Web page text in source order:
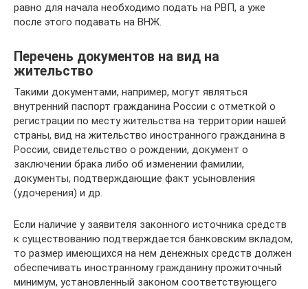
равно для начала необходимо подать на РВП, а уже
после этого подавать на ВНЖ.
Перечень документов на вид на
жительство
Такими документами, например, могут являться
внутренний паспорт гражданина России с отметкой о
регистрации по месту жительства на территории нашей
страны, вид на жительство иностранного гражданина в
России, свидетельство о рождении, документ о
заключении брака либо об изменении фамилии,
документы, подтверждающие факт усыновления
(удочерения) и др.
Если наличие у заявителя законного источника средств
к существованию подтверждается банковским вкладом,
то размер имеющихся на нем денежных средств должен
обеспечивать иностранному гражданину прожиточный
минимум, установленный законом соответствующего